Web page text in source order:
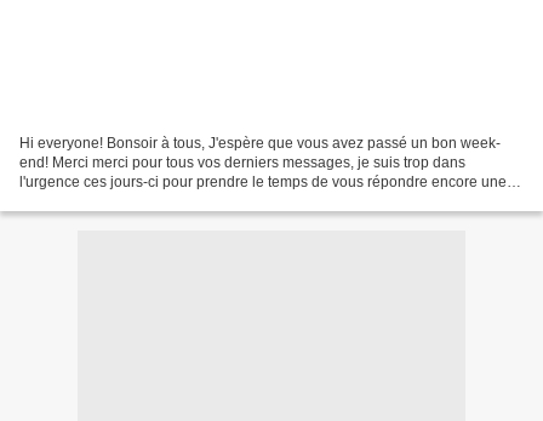
Hi everyone! Bonsoir à tous, J'espère que vous avez passé un bon week-
end! Merci merci pour tous vos derniers messages, je suis trop dans
l'urgence ces jours-ci pour prendre le temps de vous répondre encore une